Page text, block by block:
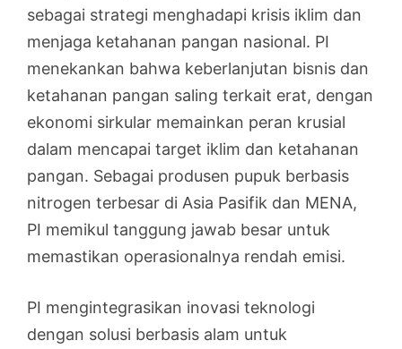
sebagai strategi menghadapi krisis iklim dan
menjaga ketahanan pangan nasional. PI
menekankan bahwa keberlanjutan bisnis dan
ketahanan pangan saling terkait erat, dengan
ekonomi sirkular memainkan peran krusial
dalam mencapai target iklim dan ketahanan
pangan. Sebagai produsen pupuk berbasis
nitrogen terbesar di Asia Pasifik dan MENA,
PI memikul tanggung jawab besar untuk
memastikan operasionalnya rendah emisi.
PI mengintegrasikan inovasi teknologi
dengan solusi berbasis alam untuk